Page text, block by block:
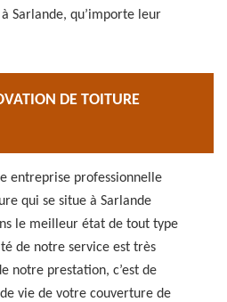
Sarlande, qu’importe leur
DE TOITURE
entreprise professionnelle
qui se situe à Sarlande
le meilleur état de tout type
de notre service est très
notre prestation, c’est de
vie de votre couverture de